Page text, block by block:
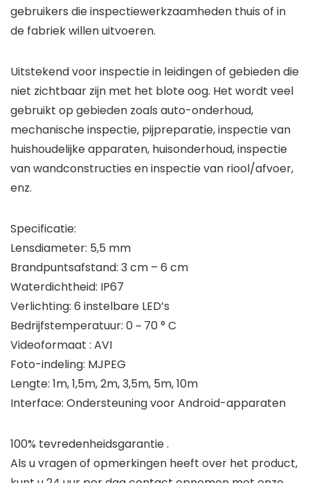
gebruikers die inspectiewerkzaamheden thuis of in
de fabriek willen uitvoeren.
Uitstekend voor inspectie in leidingen of gebieden die
niet zichtbaar zijn met het blote oog. Het wordt veel
gebruikt op gebieden zoals auto-onderhoud,
mechanische inspectie, pijpreparatie, inspectie van
huishoudelijke apparaten, huisonderhoud, inspectie
van wandconstructies en inspectie van riool/afvoer,
enz.
Specificatie:
Lensdiameter: 5,5 mm
Brandpuntsafstand: 3 cm – 6 cm
Waterdichtheid: IP67
Verlichting: 6 instelbare LED’s
Bedrijfstemperatuur: 0 ~ 70 ° C
Videoformaat : AVI
Foto-indeling: MJPEG
Lengte: 1m, 1,5m, 2m, 3,5m, 5m, 10m
Interface: Ondersteuning voor Android-apparaten
100% tevredenheidsgarantie .
Als u vragen of opmerkingen heeft over het product,